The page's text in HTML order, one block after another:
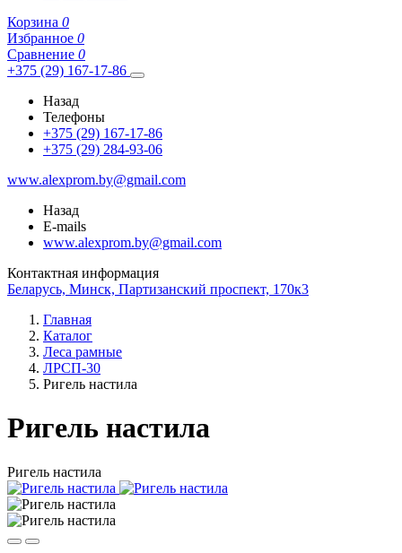
Корзина 0
Избранное 0
Сравнение 0
+375 (29) 167-17-86
Назад
Телефоны
+375 (29) 167-17-86
+375 (29) 284-93-06
www.alexprom.by@gmail.com
Назад
E-mails
www.alexprom.by@gmail.com
Контактная информация
Беларусь, Минск, Партизанский проспект, 170к3
Главная
Каталог
Леса рамные
ЛРСП-30
Ригель настила
Ригель настила
Ригель настила